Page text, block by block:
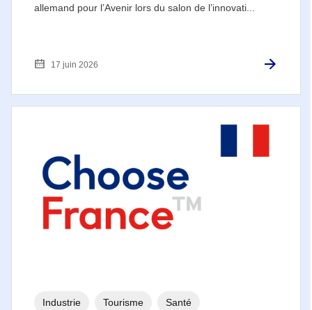
allemand pour l’Avenir lors du salon de l’innovati...
17 juin 2026
Industrie Tourisme Santé